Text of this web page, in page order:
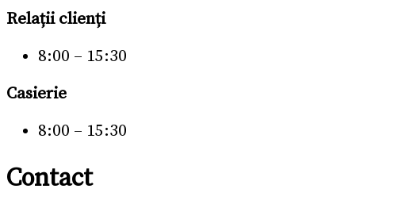
Relații clienți
8:00 – 15:30
Casierie
8:00 – 15:30
Contact